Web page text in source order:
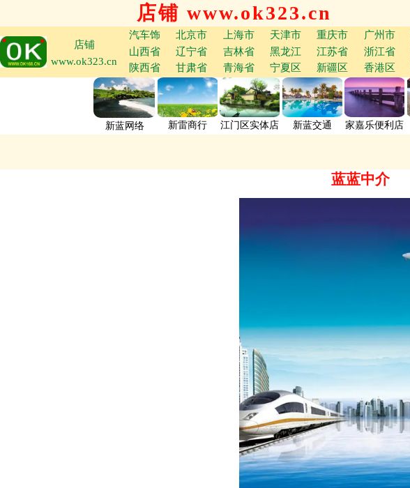
店铺 www.ok323.cn
店铺
www.ok323.cn
汽车饰 北京市 上海市 天津市 重庆市 广州市
山西省
辽宁省 吉林省 黑龙江 江苏省 浙江省
陕西省
甘肃省 青海省 宁夏区 新疆区 香港区
新蓝网络 新雷商行 江门区实体店 新蓝交通 家嘉乐便利店
蓝蓝中介